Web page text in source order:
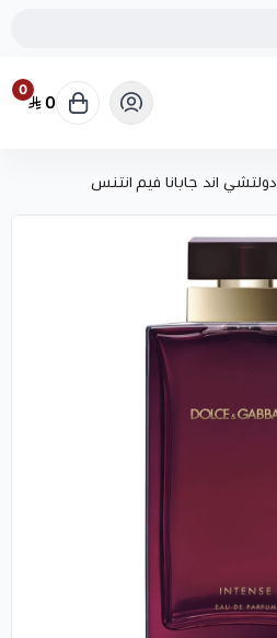
0
0
دولتشي اند جابانا فيم انتنس